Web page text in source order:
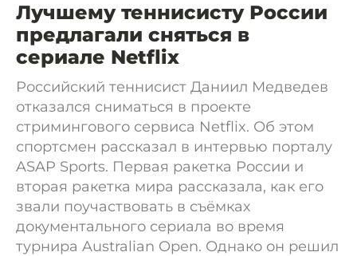
Лучшему теннисисту России
предлагали сняться в
сериале Netflix
Российский теннисист Даниил Медведев
отказался сниматься в проекте
стримингового сервиса Netflix. Об этом
спортсмен рассказал в интервью порталу
ASAP Sports. Первая ракетка России и
вторая ракетка мира рассказала, как его
звали поучаствовать в съёмках
документального сериала во время
турнира Australian Open. Однако он решил